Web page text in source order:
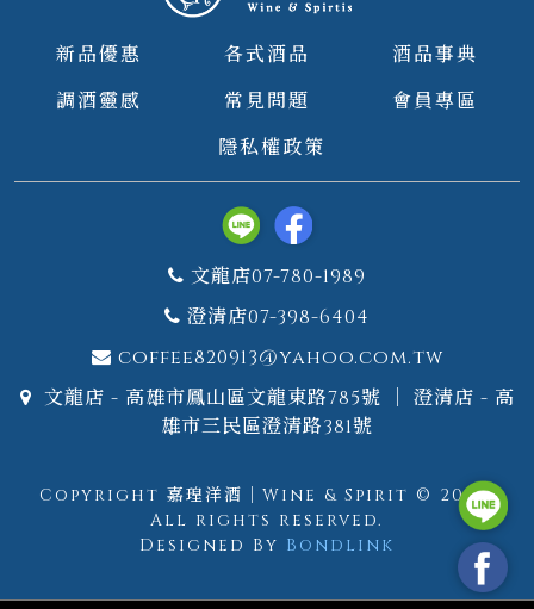
新品優惠 各式酒品
酒品事典
調酒靈感
常見問題
會員專區
隱私權政策
文龍店07-780-1989
澄清店07-398-6404
coffee820913@yahoo.com.tw
文龍店 - 高雄市鳳山區文龍東路785號 ｜ 澄清店 - 高
雄市三民區澄清路381號
Copyright 嘉瑝洋酒｜Wine & Spirit © 2026.
All rights reserved.
Designed By Bondlink